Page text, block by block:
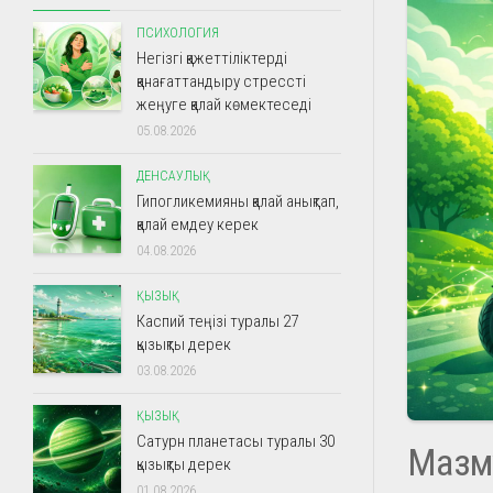
ПСИХОЛОГИЯ
Негізгі қажеттіліктерді
қанағаттандыру стрессті
жеңуге қалай көмектеседі
05.08.2026
ДЕНСАУЛЫҚ
Гипогликемияны қалай анықтап,
қалай емдеу керек
04.08.2026
ҚЫЗЫҚ
Каспий теңізі туралы 27
қызықты дерек
03.08.2026
ҚЫЗЫҚ
Сатурн планетасы туралы 30
қызықты дерек